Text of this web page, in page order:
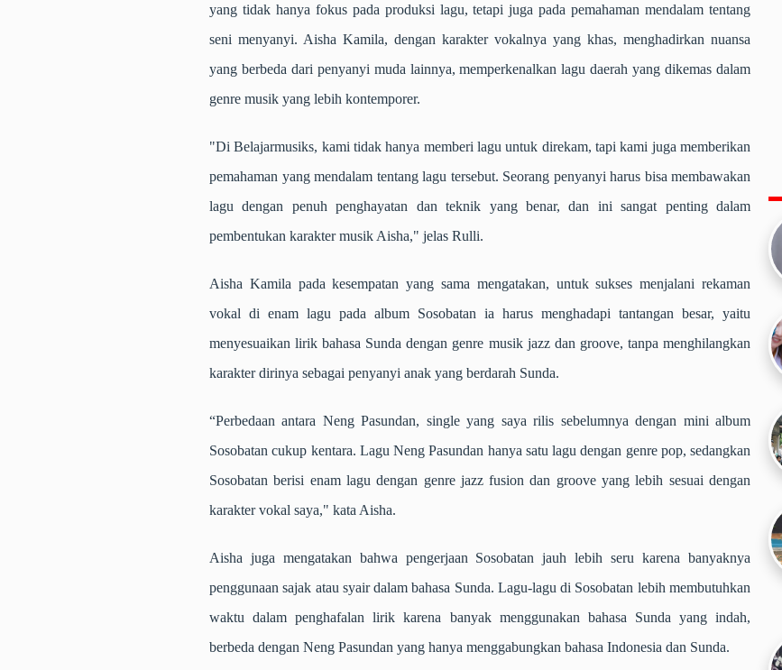
yang tidak hanya fokus pada produksi lagu, tetapi juga pada pemahaman mendalam tentang
seni menyanyi. Aisha Kamila, dengan karakter vokalnya yang khas, menghadirkan nuansa
yang berbeda dari penyanyi muda lainnya, memperkenalkan lagu daerah yang dikemas dalam
genre musik yang lebih kontemporer.
"Di Belajarmusiks, kami tidak hanya memberi lagu untuk direkam, tapi kami juga memberikan
pemahaman yang mendalam tentang lagu tersebut. Seorang penyanyi harus bisa membawakan
lagu dengan penuh penghayatan dan teknik yang benar, dan ini sangat penting dalam
pembentukan karakter musik Aisha," jelas Rulli.
Aisha Kamila pada kesempatan yang sama mengatakan, untuk sukses menjalani rekaman
vokal di enam lagu pada album Sosobatan ia harus menghadapi tantangan besar, yaitu
menyesuaikan lirik bahasa Sunda dengan genre musik jazz dan groove, tanpa menghilangkan
karakter dirinya sebagai penyanyi anak yang berdarah Sunda.
“Perbedaan antara Neng Pasundan, single yang saya rilis sebelumnya dengan mini album
Sosobatan cukup kentara. Lagu Neng Pasundan hanya satu lagu dengan genre pop, sedangkan
Sosobatan berisi enam lagu dengan genre jazz fusion dan groove yang lebih sesuai dengan
karakter vokal saya," kata Aisha.
Aisha juga mengatakan bahwa pengerjaan Sosobatan jauh lebih seru karena banyaknya
penggunaan sajak atau syair dalam bahasa Sunda. Lagu-lagu di Sosobatan lebih membutuhkan
waktu dalam penghafalan lirik karena banyak menggunakan bahasa Sunda yang indah,
berbeda dengan Neng Pasundan yang hanya menggabungkan bahasa Indonesia dan Sunda.